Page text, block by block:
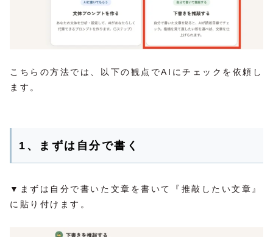
こちらの方法では、以下の観点でAIにチェックを依頼し
ます。
1、まずは自分で書く
▼まずは自分で書いた文章を書いて『推敲したい文章』
に貼り付けます。